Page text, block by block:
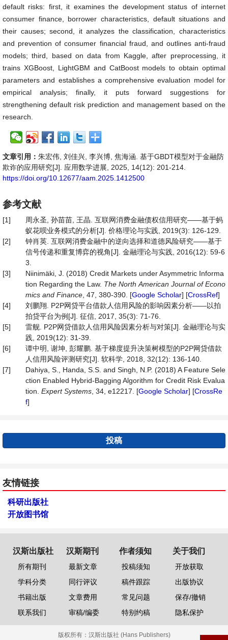
default risks: first, it examines the development status of internet
consumer finance, borrower characteristics, default situations and
their causes; second, it analyzes the classification, characteristics
and prevention of consumer financial fraud, and outlines anti-fraud
models; third, based on data from Kaggle, after preprocessing, it
trains XGBoost, LightGBM and CatBoost models to obtain optimal
parameters and establishes a comprehensive evaluation model for
empirical analysis; finally, it puts forward suggestions for
strengthening default risk prediction and management based on the
research.
文章引用： 朱宏伟, 刘佳兴, 李兴博, 焦海涵. 基于GBDT模型对于金融防
欺诈的应用研究[J]. 应用数学进展, 2025, 14(12): 201-214.
https://doi.org/10.12677/aam.2025.1412500
参考文献
[1]
周永圣, 孙苗苗, 王晶. 互联网消费金融债权信用研究——基于蚂
蚁花呗业务模式的分析[J]. 价格理论与实践, 2019(3): 126-129.
[2]
钟肖英. 互联网消费金融中的逆向选择和道德风险研究——基于
信号传递和重复博弈的视角[J]. 金融理论与实践, 2016(12): 59-6
3.
[3]
Niinimäki, J. (2018) Credit Markets under Asymmetric Informa
tion Regarding the Law. The North American Journal of Econo
mics and Finance , 47, 380-390. [Google Scholar] [CrossRef]
[4]
刘鹏翔. P2P网贷平台借款人信用风险的影响因素分析——以拍
拍贷平台为例[J]. 征信, 2017, 35(3): 71-76.
[5]
雷舰. P2P网贷借款人信用风险因素分析与对策[J]. 金融理论与实
践, 2019(12): 31-39.
[6]
谭中明, 谢坤, 彭耀鹏. 基于梯度提升决策树模型的P2P网贷借款
人信用风险评测研究[J]. 软科学, 2018, 32(12): 136-140.
[7]
Dahiya, S., Handa, S.S. and Singh, N.P. (2018) A Feature Sele
ction Enabled Hybrid‐Bagging Algorithm for Credit Risk Evalua
tion. Expert Systems , 34, e12217. [Google Scholar] [CrossRe
f]
投稿
友情链接
科研出版社
开放图书馆
汉斯出版社
所有期刊
学科分类
书籍出版
联系我们
汉斯期刊
最新文章
同行评议
文章费用
审稿/编委
作者须知
投稿须知
稿件跟踪
常见问题
特别约稿
关于我们
开放获取
出版协议
保存/撤销
隐私保护
版权所有： 汉斯出版社 (Hans Publishers)